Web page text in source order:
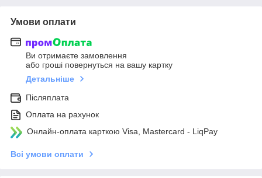
Умови оплати
Ви отримаєте замовлення
або гроші повернуться на вашу картку
Детальніше
Післяплата
Оплата на рахунок
Онлайн-оплата карткою Visa, Mastercard - LiqPay
Всі умови оплати